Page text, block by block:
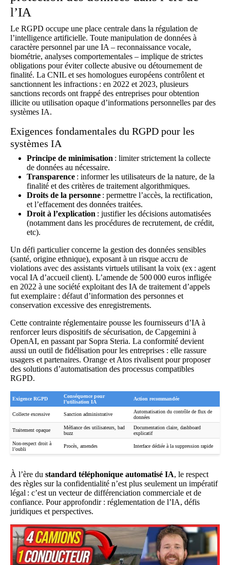
l’IA
Le RGPD occupe une place centrale dans la régulation de
l’intelligence artificielle. Toute manipulation de données à
caractère personnel par une IA – reconnaissance vocale,
biométrie, analyses comportementales – implique de strictes
obligations pour éviter collecte abusive ou détournement de
finalité. La CNIL et ses homologues européens contrôlent et
sanctionnent les infractions : en 2022 et 2023, plusieurs
sanctions records ont frappé des entreprises pour obtention
illicite ou utilisation opaque d’informations personnelles par des
systèmes IA.
Exigences fondamentales du RGPD pour les
systèmes IA
Principe de minimisation : limiter strictement la collecte
de données au nécessaire.
Transparence : informer les utilisateurs de la nature, de la
finalité et des critères de traitement algorithmiques.
Droits de la personne : permettre l’accès, la rectification,
et l’effacement des données traitées.
Droit à l’explication : justifier les décisions automatisées
(notamment dans les procédures de recrutement, de crédit,
etc).
Un défi particulier concerne la gestion des données sensibles
(santé, origine ethnique), exposant à un risque accru de
violations avec des assistants virtuels utilisant la voix (ex : agent
vocal IA d’accueil client). L’amende de 500 000 euros infligée
en 2022 à une société exploitant des IA de traitement d’appels
fut exemplaire : défaut d’information des personnes et
conservation excessive des enregistrements.
Cette contrainte réglementaire pousse les fournisseurs d’IA à
renforcer leurs dispositifs de sécurisation, de Capgemini à
OpenAI, en passant par Sopra Steria. La conformité devient
aussi un outil de fidélisation pour les entreprises : elle rassure
usagers et partenaires. Orange et Atos rivalisent pour proposer
des solutions d’automatisation des processus compatibles
RGPD.
Exigence RGPD
Conséquence pour
l’utilisation IA
Action recommandée
Collecte excessive Sanction administrative
Automatisation du contrôle de flux de
données
Traitement opaque
Méfiance des utilisateurs, bad
buzz
Documentation claire, dashboard
explicatif
Non-respect droit à
l’oubli
Procès, amendes Interface dédiée à la suppression rapide
À l’ère du standard téléphonique automatisé IA, le respect
des règles sur la confidentialité n’est plus seulement un impératif
légal : c’est un vecteur de différenciation commerciale et de
confiance. Pour approfondir : réglementation de l’IA, défis
juridiques et perspectives.